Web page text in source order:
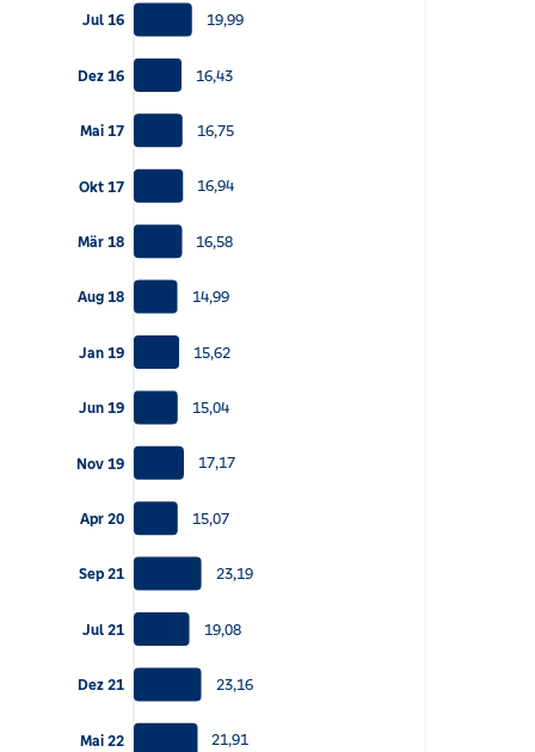
Jul 16
Dez 16
Mai 17
Okt 17
Mär 18
Aug 18
Jan 19
Jun 19
Nov 19
Apr 20
Sep 21
Jul 21
Dez 21
Mai 22
19,99
16,43
16,75
16,94
16,58
14,99
15,62
15,04
17,17
15,07
23,19
19,08
23,16
21,91